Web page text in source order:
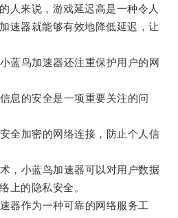
人来说，游戏延迟高是一种令人
速器就能够有效地降低延迟，让
鸟加速器还注重保护用户的网
的安全是一项重要关注的问
加密的网络连接，防止个人信
小蓝鸟加速器可以对用户数据
上的隐私安全。
作为一种可靠的网络服务工